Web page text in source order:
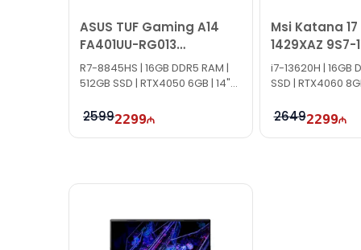
Bizə maraq göstərdiyiniz üçün təşəkkür
ASUS TUF Gaming A14
FA401UU-RG013
90NR0JD1-M001E0
R7-8845HS | 16GB DDR5 RAM |
512GB SSD | RTX4050 6GB | 14"
25992299
Msi Katana 17
1429XAZ 9S7-
i7-13620H | 16GB
SSD | RTX4060
26492299